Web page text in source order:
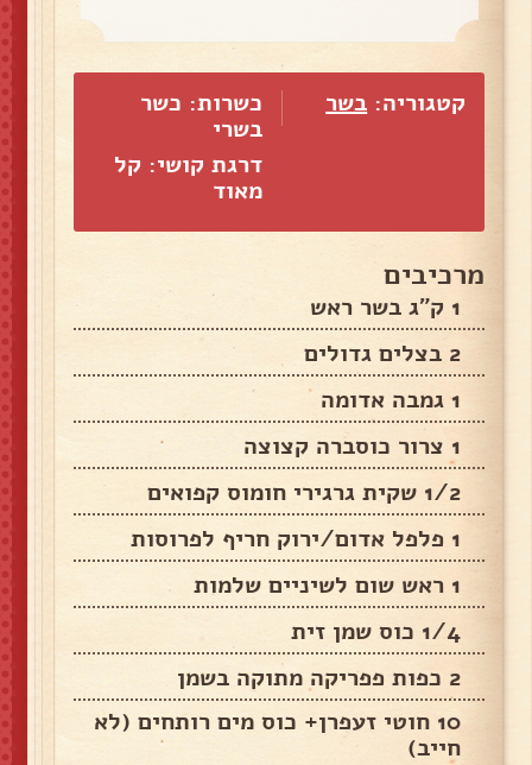
קטגוריה: בשר
כשרות: כשר
בשרי
דרגת קושי: קל
מאוד
מרכיבים
1 ק"ג בשר ראש
2 בצלים גדולים
1 גמבה אדומה
1 צרור כוסברה קצוצה
1/2 שקית גרגירי חומוס קפואים
1 פלפל אדום/ירוק חריף לפרוסות
1 ראש שום לשיניים שלמות
1/4 כוס שמן זית
2 כפות פפריקה מתוקה בשמן
10 חוטי זעפרן+ כוס מים רותחים (לא
חייב)